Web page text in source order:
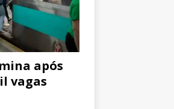
após
vagas